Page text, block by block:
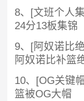
8、[文班个人
24分13板集锦
9、[阿奴诺比
阿奴诺比补篮
10、[OG关键
篮被OG大帽